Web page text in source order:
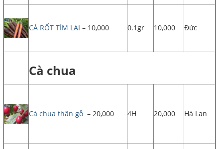
CÀ RỐT TÍM LAI – 10,000 0.1gr 10,000 Đức
Cà chua
Cà chua thân gỗ – 20,000 4H 20,000 Hà Lan